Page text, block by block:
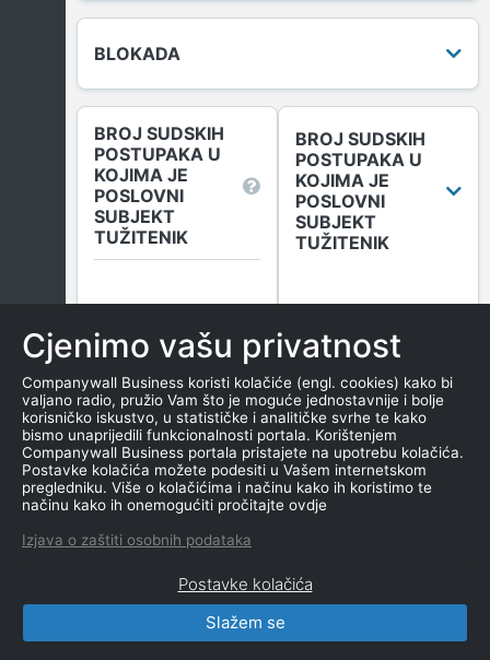
BLOKADA
BROJ SUDSKIH
POSTUPAKA U
KOJIMA JE
POSLOVNI
SUBJEKT
TUŽITENIK
u tekućoj godini
(Tuženi)
0
Više informacija
BROJ SUDSKIH
POSTUPAKA U
KOJIMA JE
POSLOVNI
SUBJEKT
TUŽITENIK
DUGOVANJA
CompanyWall Business © 2026
korištenja | Obavijest o privatnosti
Cjenimo vašu privatnost
Companywall Business koristi kolačiće (engl. cookies) kako bi
valjano radio, pružio Vam što je moguće jednostavnije i bolje
korisničko iskustvo, u statističke i analitičke svrhe te kako
bismo unaprijedili funkcionalnosti portala. Korištenjem
Companywall Business portala pristajete na upotrebu kolačića.
Postavke kolačića možete podesiti u Vašem internetskom
pregledniku. Više o kolačićima i načinu kako ih koristimo te
načinu kako ih onemogućiti pročitajte ovdje
Izjava o zaštiti osobnih podataka
Postavke kolačića
Slažem se